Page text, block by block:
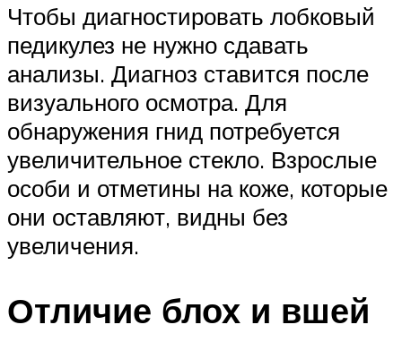
Чтобы диагностировать лобковый
педикулез не нужно сдавать
анализы. Диагноз ставится после
визуального осмотра. Для
обнаружения гнид потребуется
увеличительное стекло. Взрослые
особи и отметины на коже, которые
они оставляют, видны без
увеличения.
Отличие блох и вшей